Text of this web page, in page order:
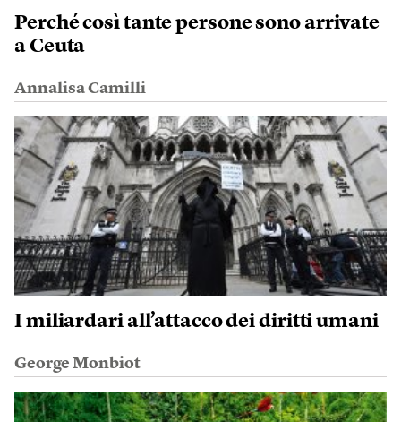
Perché così tante persone sono arrivate
a Ceuta
Annalisa Camilli
I miliardari all’attacco dei diritti umani
George Monbiot